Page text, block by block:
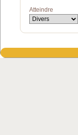
Atteindre